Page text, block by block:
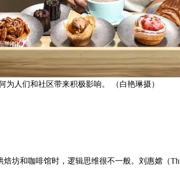
为人们和社区带来积极影响。 （白艳琳摄）
坊和咖啡馆时，逻辑思维很不一般。刘惠嫦（